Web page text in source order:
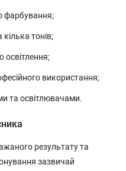
фарбування;
тонів;
освітлення;
використання;
та освітлювачами.
результату та
зазвичай